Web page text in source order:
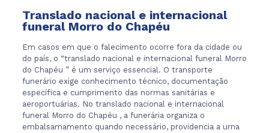
Translado nacional e internacional
funeral Morro do Chapéu
Em casos em que o falecimento ocorre fora da cidade ou
do país, o “translado nacional e internacional funeral Morro
do Chapéu ” é um serviço essencial. O transporte
funerário exige conhecimento técnico, documentação
específica e cumprimento das normas sanitárias e
aeroportuárias. No translado nacional e internacional
funeral Morro do Chapéu , a funerária organiza o
embalsamamento quando necessário, providencia a urna